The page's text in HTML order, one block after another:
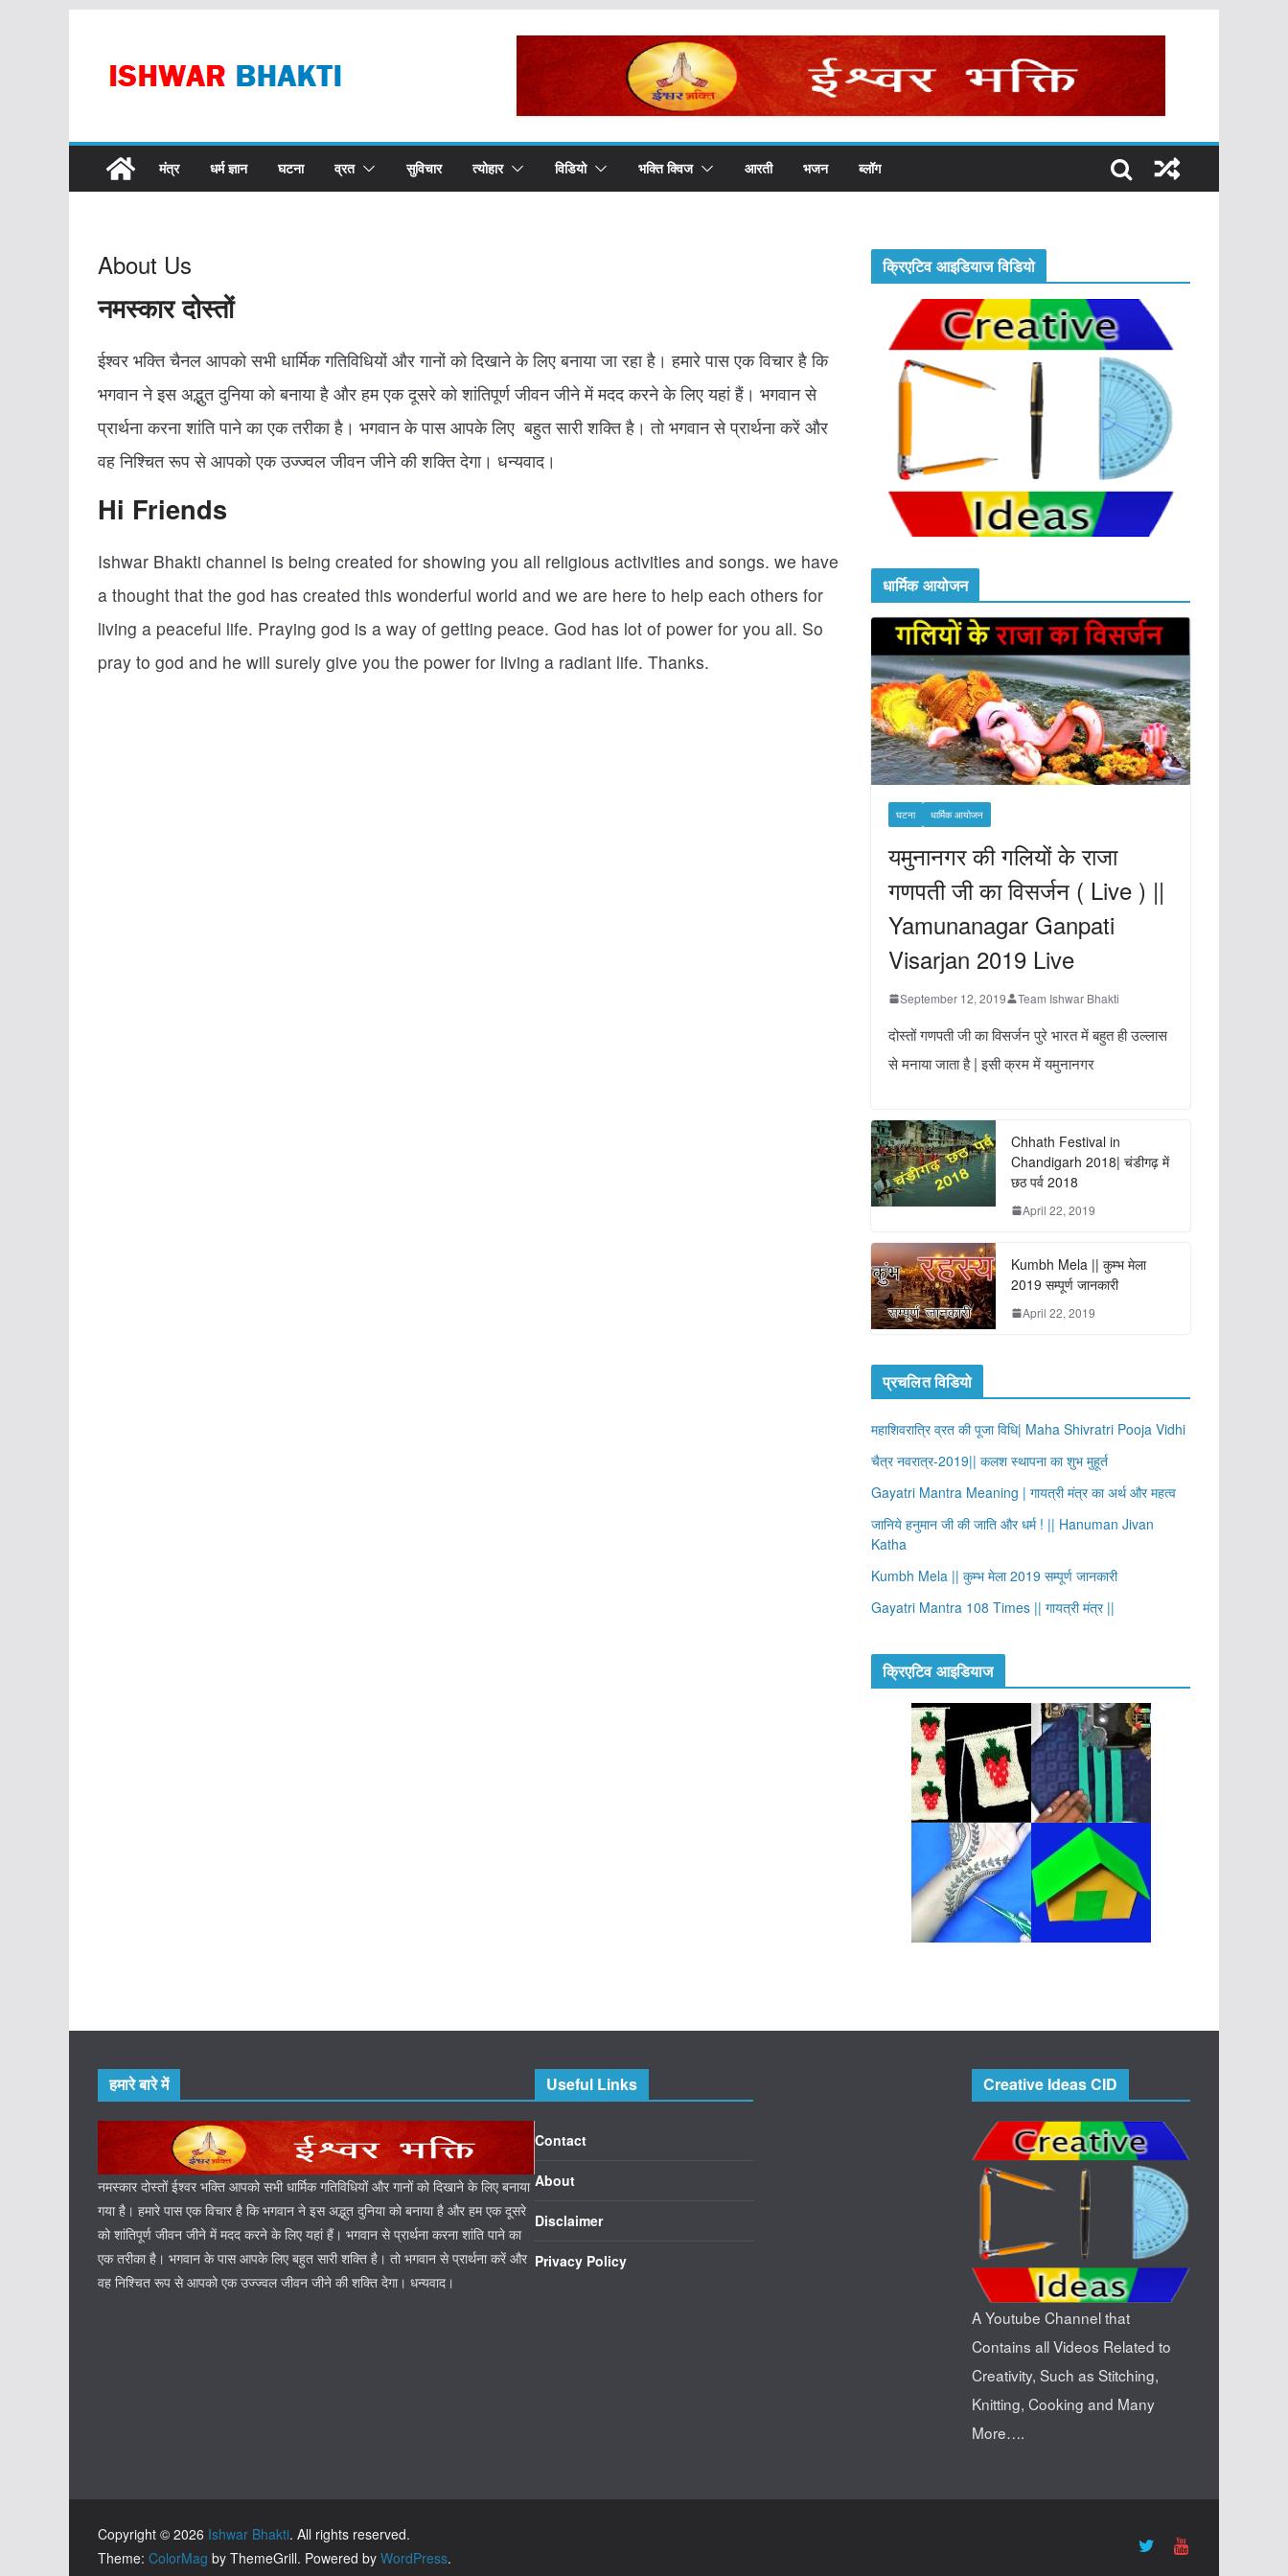
मंत्र धर्म ज्ञान घटना व्रत सुविचार त्योहार विडियो भक्ति क्विज आरती भजन ब्लॉग
About Us
नमस्कार दोस्तों
ईश्वर भक्ति चैनल आपको सभी धार्मिक गतिविधियों और गानों को दिखाने के लिए बनाया जा रहा है। हमारे पास एक विचार है कि
भगवान ने इस अद्भुत दुनिया को बनाया है और हम एक दूसरे को शांतिपूर्ण जीवन जीने में मदद करने के लिए यहां हैं। भगवान से
प्रार्थना करना शांति पाने का एक तरीका है। भगवान के पास आपके लिए बहुत सारी शक्ति है। तो भगवान से प्रार्थना करें और
वह निश्चित रूप से आपको एक उज्ज्वल जीवन जीने की शक्ति देगा। धन्यवाद।
Hi Friends
Ishwar Bhakti channel is being created for showing you all religious activities and songs. we have
a thought that the god has created this wonderful world and we are here to help each others for
living a peaceful life. Praying god is a way of getting peace. God has lot of power for you all. So
pray to god and he will surely give you the power for living a radiant life. Thanks.
क्रिएटिव आइडियाज विडियो
धार्मिक आयोजन
घटना धार्मिक आयोजन
यमुनानगर की गलियों के राजा
गणपती जी का विसर्जन ( Live ) ||
Yamunanagar Ganpati
Visarjan 2019 Live
September 12, 2019 Team Ishwar Bhakti
दोस्तों गणपती जी का विसर्जन पुरे भारत में बहुत ही उल्लास
से मनाया जाता है | इसी क्रम में यमुनानगर
Chhath Festival in
Chandigarh 2018| चंडीगढ़ में
छठ पर्व 2018
April 22, 2019
Kumbh Mela || कुम्भ मेला
2019 सम्पूर्ण जानकारी
April 22, 2019
प्रचलित विडियो
महाशिवरात्रि व्रत की पूजा विधि| Maha Shivratri Pooja Vidhi
चैत्र नवरात्र-2019|| कलश स्थापना का शुभ मुहूर्त
Gayatri Mantra Meaning | गायत्री मंत्र का अर्थ और महत्व
जानिये हनुमान जी की जाति और धर्म ! || Hanuman Jivan
Katha
Kumbh Mela || कुम्भ मेला 2019 सम्पूर्ण जानकारी
Gayatri Mantra 108 Times || गायत्री मंत्र ||
क्रिएटिव आइडियाज
हमारे बारे में
नमस्कार दोस्तों ईश्वर भक्ति आपको सभी धार्मिक गतिविधियों और गानों को दिखाने के लिए बनाया
गया है। हमारे पास एक विचार है कि भगवान ने इस अद्भुत दुनिया को बनाया है और हम एक दूसरे
को शांतिपूर्ण जीवन जीने में मदद करने के लिए यहां हैं। भगवान से प्रार्थना करना शांति पाने का
एक तरीका है। भगवान के पास आपके लिए बहुत सारी शक्ति है। तो भगवान से प्रार्थना करें और
वह निश्चित रूप से आपको एक उज्ज्वल जीवन जीने की शक्ति देगा। धन्यवाद।
Useful Links
Contact
About
Disclaimer
Privacy Policy
Creative Ideas CID
A Youtube Channel that
Contains all Videos Related to
Creativity, Such as Stitching,
Knitting, Cooking and Many
More….
Copyright © 2026 Ishwar Bhakti. All rights reserved.
Theme: ColorMag by ThemeGrill. Powered by WordPress.